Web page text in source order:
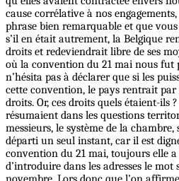
cause corrélative à nos
phrase bien remarquable et que
s’il en était autrement, la Belgique
droits et redeviendrait libre de ses
où la convention du 21 mai nous fut
n’hésita pas à déclarer que si les
cette convention, le pays rentrait par
droits. Or, ces droits quels étaient-ils
résumaient dans les questions
messieurs, le système de la chambre,
départi un seul instant, car il est
convention du 21 mai, toujours elle
d’introduire dans les adresses le mot